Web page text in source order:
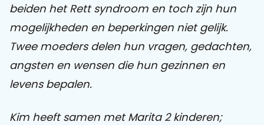
Praat mee
Clientdossier Wiki
Mijn
Over
Sophi
Contact
beiden het Rett syndroom en toch zijn hun
mogelijkheden en beperkingen niet gelijk.
Twee moeders delen hun vragen, gedachten,
angsten en wensen die hun gezinnen en
levens bepalen.
Kim heeft samen met Marita 2 kinderen;